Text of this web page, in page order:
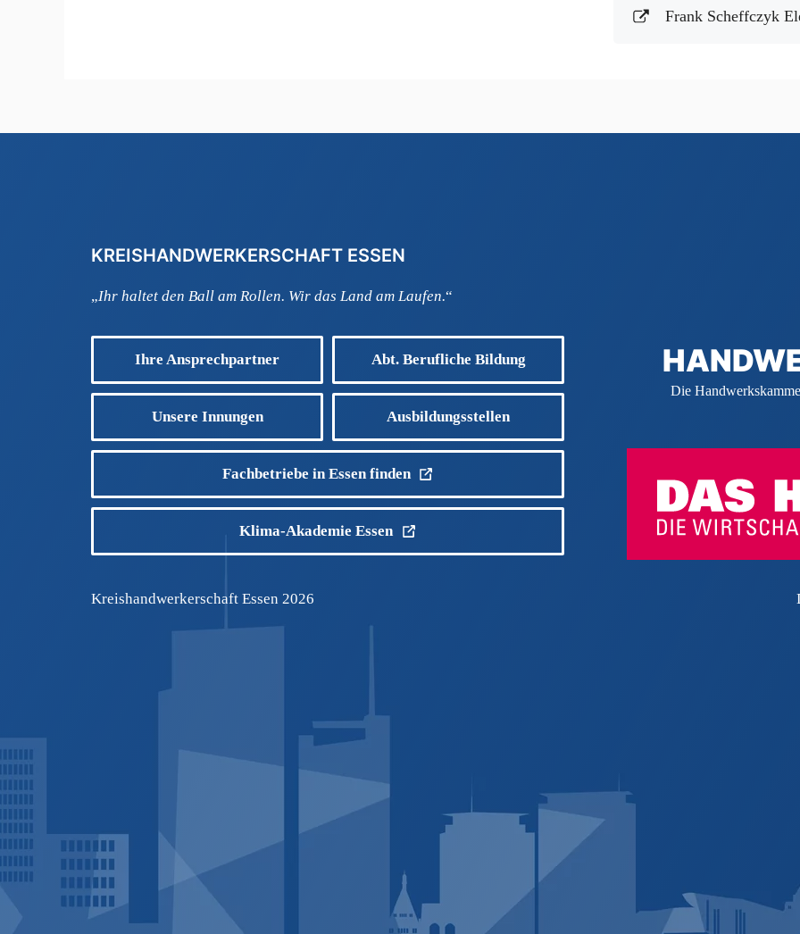
Frank Scheffczyk
KREISHANDWERKERSCHAFT ESSEN
„Ihr haltet den Ball am Rollen. Wir das Land am Laufen.“
Ihre Ansprechpartner Abt. Berufliche Bildung
Unsere Innungen Ausbildungsstellen
Fachbetriebe in Essen finden
Klima-Akademie Essen
Die
Kreishandwerkerschaft Essen 2026